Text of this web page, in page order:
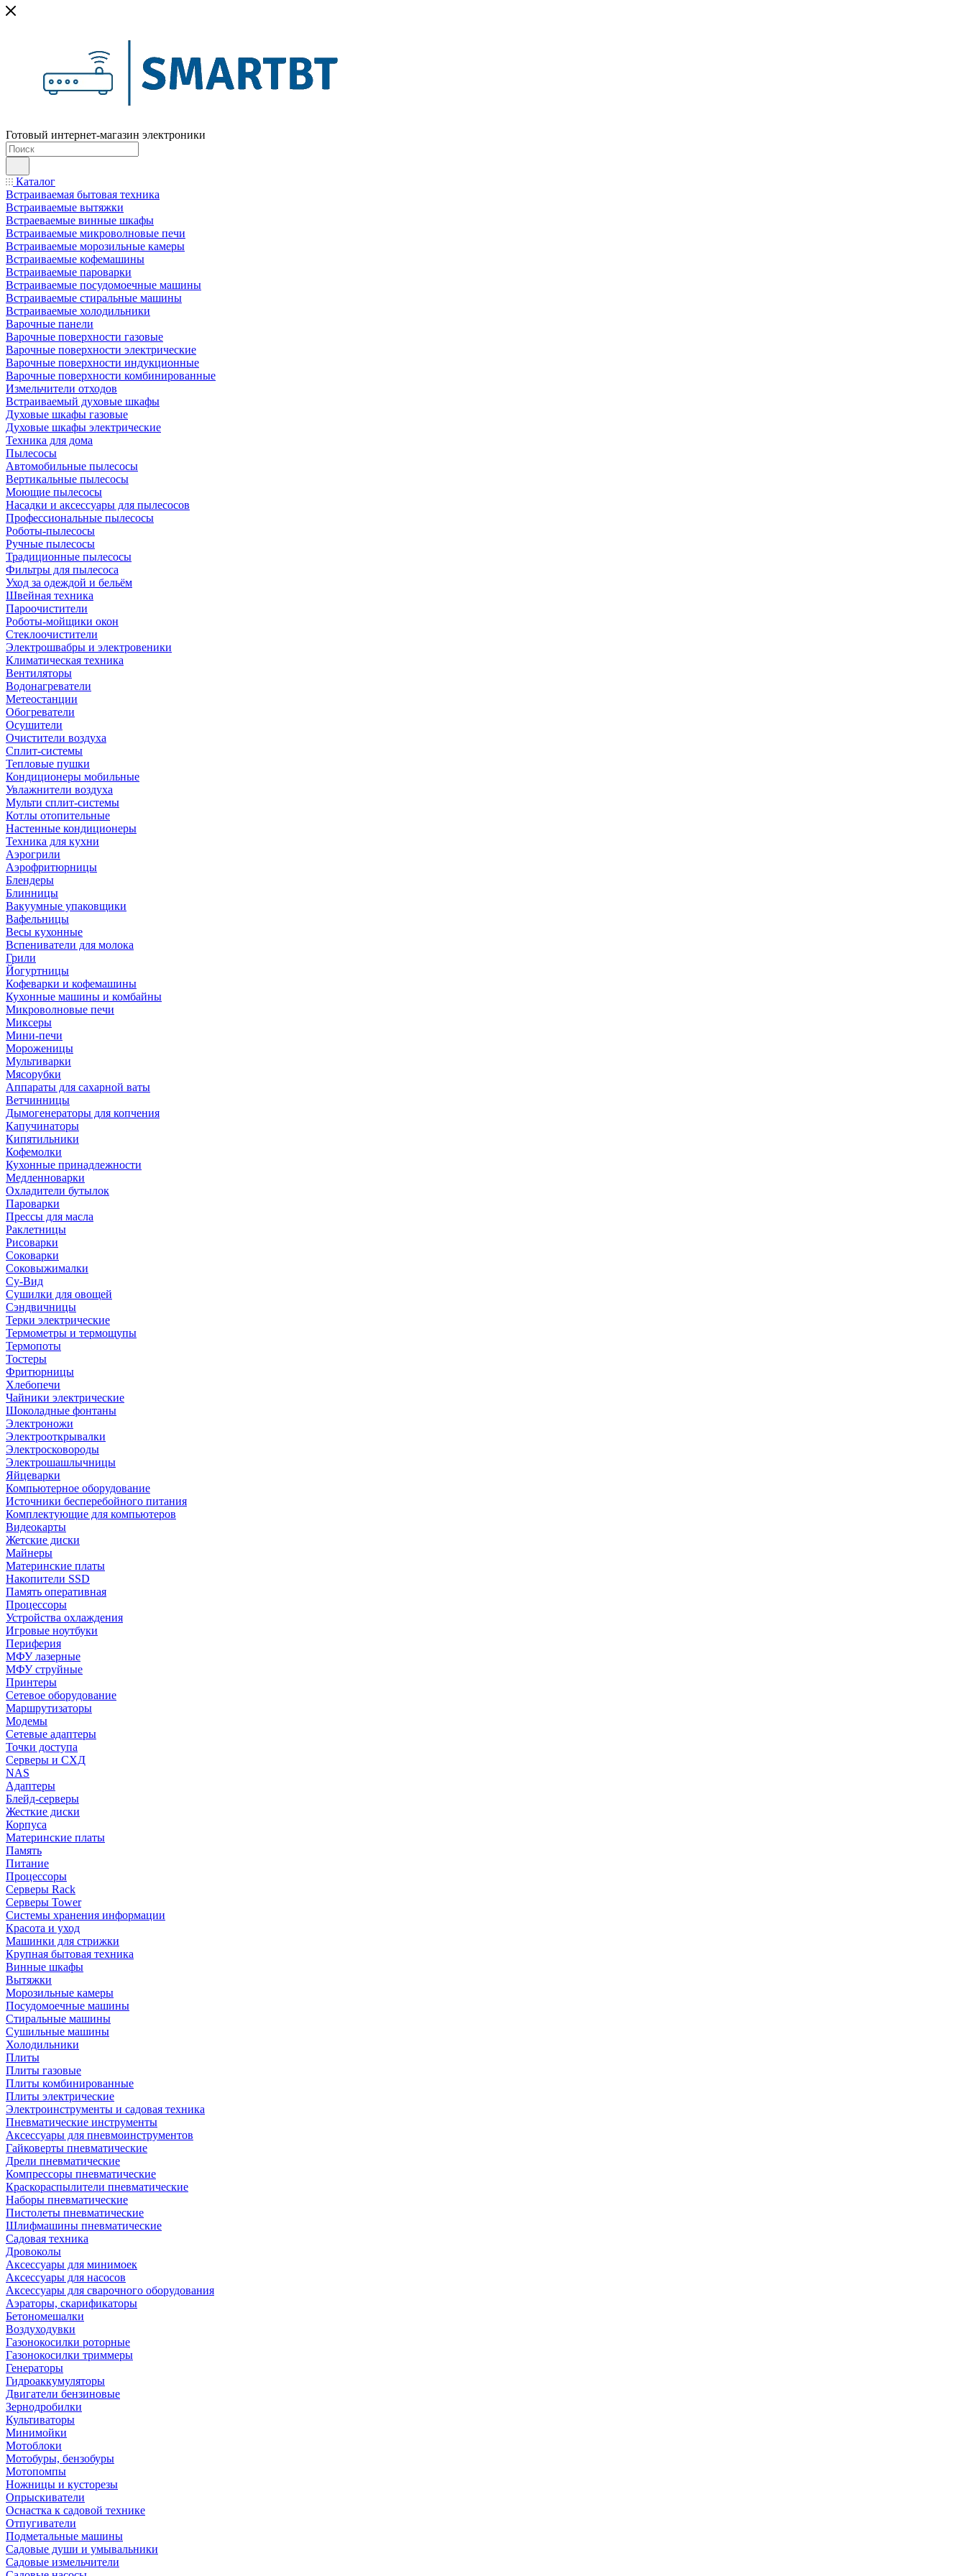
Готовый интернет-магазин электроники
Каталог
Встраиваемая бытовая техника
Встраиваемые вытяжки
Встраеваемые винные шкафы
Встраиваемые микроволновые печи
Встраиваемые морозильные камеры
Встраиваемые кофемашины
Встраиваемые пароварки
Встраиваемые посудомоечные машины
Встраиваемые стиральные машины
Встраиваемые холодильники
Варочные панели
Варочные поверхности газовые
Варочные поверхности электрические
Варочные поверхности индукционные
Варочные поверхности комбинированные
Измельчители отходов
Встраиваемый духовые шкафы
Духовые шкафы газовые
Духовые шкафы электрические
Техника для дома
Пылесосы
Автомобильные пылесосы
Вертикальные пылесосы
Моющие пылесосы
Насадки и аксессуары для пылесосов
Профессиональные пылесосы
Роботы-пылесосы
Ручные пылесосы
Традиционные пылесосы
Фильтры для пылесоса
Уход за одеждой и бельём
Швейная техника
Пароочистители
Роботы-мойщики окон
Стеклоочистители
Электрошвабры и электровеники
Климатическая техника
Вентиляторы
Водонагреватели
Метеостанции
Обогреватели
Осушители
Очистители воздуха
Сплит-системы
Тепловые пушки
Кондиционеры мобильные
Увлажнители воздуха
Мульти сплит-системы
Котлы отопительные
Настенные кондиционеры
Техника для кухни
Аэрогрили
Аэрофритюрницы
Блендеры
Блинницы
Вакуумные упаковщики
Вафельницы
Весы кухонные
Вспениватели для молока
Грили
Йогуртницы
Кофеварки и кофемашины
Кухонные машины и комбайны
Микроволновые печи
Миксеры
Мини-печи
Мороженицы
Мультиварки
Мясорубки
Аппараты для сахарной ваты
Ветчинницы
Дымогенераторы для копчения
Капучинаторы
Кипятильники
Кофемолки
Кухонные принадлежности
Медленноварки
Охладители бутылок
Пароварки
Прессы для масла
Раклетницы
Рисоварки
Соковарки
Соковыжималки
Су-Вид
Сушилки для овощей
Сэндвичницы
Терки электрические
Термометры и термощупы
Термопоты
Тостеры
Фритюрницы
Хлебопечи
Чайники электрические
Шоколадные фонтаны
Электроножи
Электрооткрывалки
Электросковороды
Электрошашлычницы
Яйцеварки
Компьютерное оборудование
Источники бесперебойного питания
Комплектующие для компьютеров
Видеокарты
Жетские диски
Майнеры
Материнские платы
Накопители SSD
Память оперативная
Процессоры
Устройства охлаждения
Игровые ноутбуки
Периферия
МФУ лазерные
МФУ струйные
Принтеры
Сетевое оборудование
Маршрутизаторы
Модемы
Сетевые адаптеры
Точки доступа
Серверы и СХД
NAS
Адаптеры
Блейд-серверы
Жесткие диски
Корпуса
Материнские платы
Память
Питание
Процессоры
Серверы Rack
Серверы Tower
Системы хранения информации
Красота и уход
Машинки для стрижки
Крупная бытовая техника
Винные шкафы
Вытяжки
Морозильные камеры
Посудомоечные машины
Стиральные машины
Сушильные машины
Холодильники
Плиты
Плиты газовые
Плиты комбинированные
Плиты электрические
Электроинструменты и садовая техника
Пневматические инструменты
Аксессуары для пневмоинструментов
Гайковерты пневматические
Дрели пневматические
Компрессоры пневматические
Краскораспылители пневматические
Наборы пневматические
Пистолеты пневматические
Шлифмашины пневматические
Садовая техника
Дровоколы
Аксессуары для минимоек
Аксессуары для насосов
Аксессуары для сварочного оборудования
Аэраторы, скарификаторы
Бетономешалки
Воздуходувки
Газонокосилки роторные
Газонокосилки триммеры
Генераторы
Гидроаккумуляторы
Двигатели бензиновые
Зернодробилки
Культиваторы
Минимойки
Мотоблоки
Мотобуры, бензобуры
Мотопомпы
Ножницы и кусторезы
Опрыскиватели
Оснастка к садовой технике
Отпугиватели
Подметальные машины
Садовые души и умывальники
Садовые измельчители